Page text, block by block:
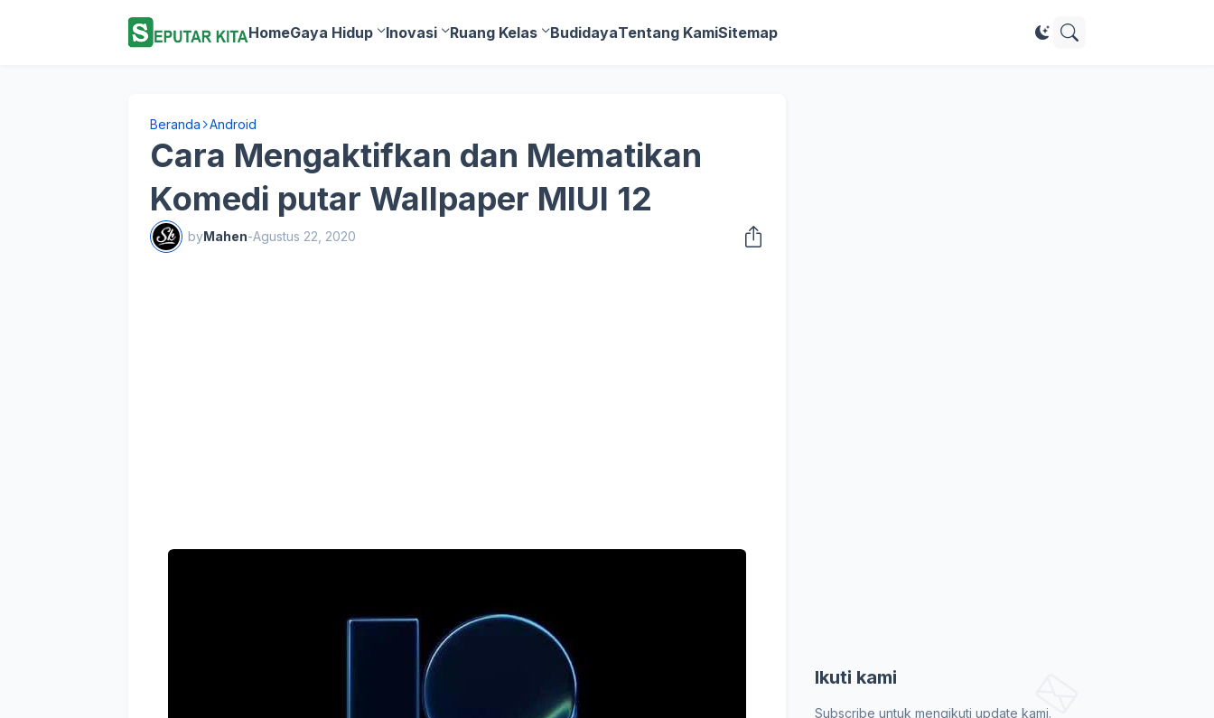
HomeGaya Hidup Inovasi Ruang Kelas BudidayaTentang KamiSitemap
Beranda Android
Cara Mengaktifkan dan Mematikan
Komedi putar Wallpaper MIUI 12
byMahen-Agustus 22, 2020
Ikuti kami
Subscribe untuk mengikuti update kami.